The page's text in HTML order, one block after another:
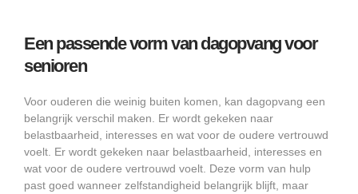
Een passende vorm van dagopvang voor
senioren
Voor ouderen die weinig buiten komen, kan dagopvang een
belangrijk verschil maken. Er wordt gekeken naar
belastbaarheid, interesses en wat voor de oudere vertrouwd
voelt. Er wordt gekeken naar belastbaarheid, interesses en
wat voor de oudere vertrouwd voelt. Deze vorm van hulp
past goed wanneer zelfstandigheid belangrijk blijft, maar